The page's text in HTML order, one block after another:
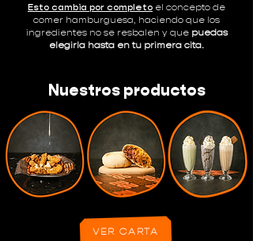
Esto cambia por completo el concepto de
comer hamburguesa, haciendo que los
ingredientes no se resbalen y que puedas
elegirla hasta en tu primera cita.
Nuestros productos
VER CARTA